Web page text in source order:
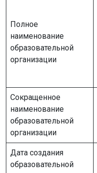
Полное
наименование
образовательной
организации
Сокращенное
наименование
образовательной
организации
Дата создания
образовательной